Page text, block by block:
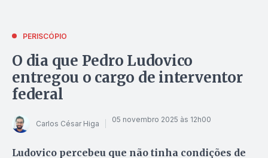
PERISCÓPIO
O dia que Pedro Ludovico
entregou o cargo de interventor
federal
Carlos César Higa 05 novembro 2025 às 12h00
Ludovico percebeu que não tinha condições de